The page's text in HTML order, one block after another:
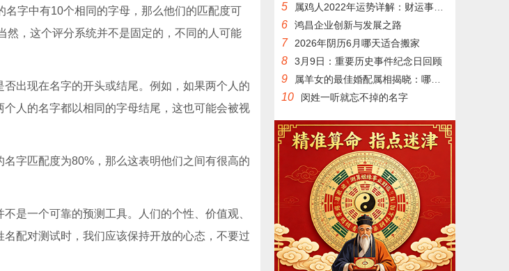
字中有10个相同的字母，那么他们的匹配度可
然，这个评分系统并不是固定的，不同的人可能
出现在名字的开头或结尾。例如，如果两个人的
人的名字都以相同的字母结尾，这也可能会被视
字匹配度为80%，那么这表明他们之间有很高的
是一个可靠的预测工具。人们的个性、价值观、
配对测试时，我们应该保持开放的心态，不要过
5 属鸡人2022年运势详解：财运事业健康全面分析
6 鸿昌企业创新与发展之路
7 2026年阴历6月哪天适合搬家
8 3月9日：重要历史事件纪念日回顾
9 属羊女的最佳婚配属相揭晓：哪几个生肖最适合
10 闵姓一听就忘不掉的名字